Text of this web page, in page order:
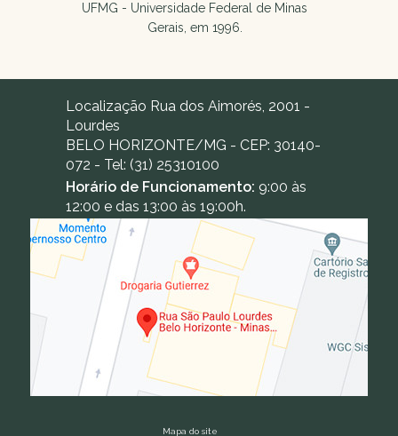
UFMG - Universidade Federal de Minas
Gerais, em 1996.
Localização Rua dos Aimorés, 2001 -
Lourdes
BELO HORIZONTE/MG - CEP: 30140-
072 - Tel: (31) 25310100
Horário de Funcionamento: 9:00 às
12:00 e das 13:00 às 19:00h.
Mapa do site